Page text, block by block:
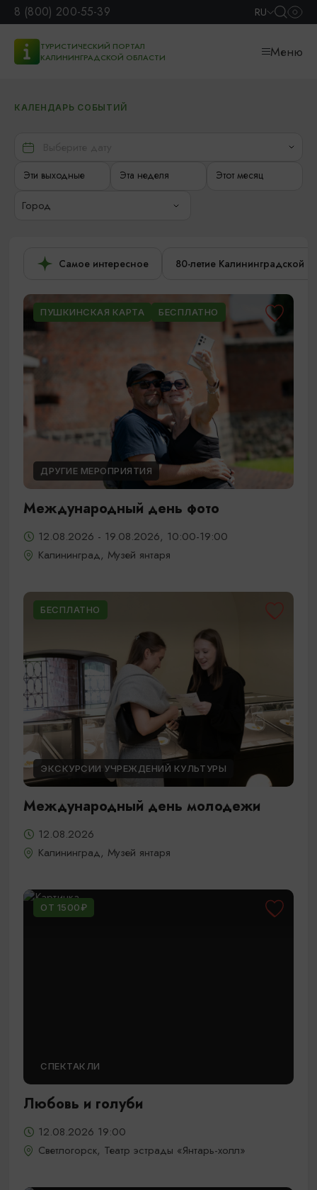
8 (800) 200-55-39 RU
ТУРИСТИЧЕСКИЙ ПОРТАЛ
КАЛИНИНГРАДСКОЙ ОБЛАСТИ
Меню
КАЛЕНДАРЬ СОБЫТИЙ
Эти выходные Эта неделя Этот месяц
Город
Самое интересное 80-летие Калининградской
ПУШКИНСКАЯ КАРТА БЕСПЛАТНО
ДРУГИЕ МЕРОПРИЯТИЯ
Международный день фото
12.08.2026 - 19.08.2026, 10:00-19:00
Калининград, Музей янтаря
БЕСПЛАТНО
ЭКСКУРСИИ УЧРЕЖДЕНИЙ КУЛЬТУРЫ
Международный день молодежи
12.08.2026
Калининград, Музей янтаря
ОТ 1500₽
СПЕКТАКЛИ
Любовь и голуби
12.08.2026 19:00
Светлогорск, Театр эстрады «Янтарь-холл»